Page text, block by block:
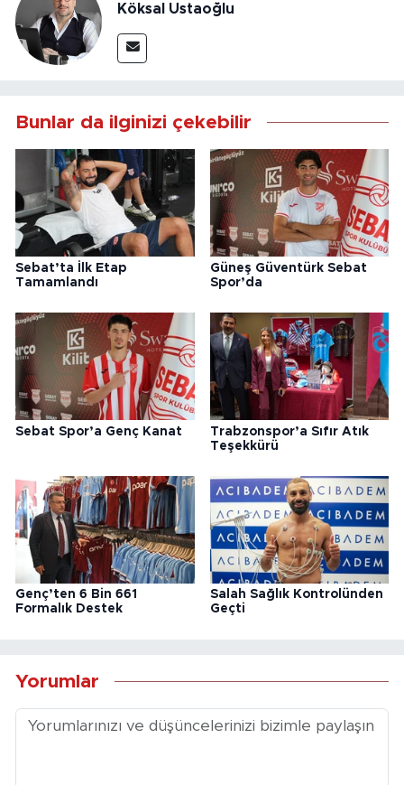
Köksal Ustaoğlu
Bunlar da ilginizi çekebilir
Sebat’ta İlk Etap
Tamamlandı
Güneş Güventürk Sebat
Spor’da
Sebat Spor’a Genç Kanat
Trabzonspor’a Sıfır Atık
Teşekkürü
Genç’ten 6 Bin 661
Formalık Destek
Salah Sağlık Kontrolünden
Geçti
Yorumlar